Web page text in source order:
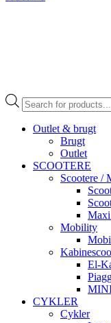
Products
search
Outlet & brugt
Brugt
Outlet
SCOOTERE
Scootere /
Mobility
El-
CYKLER
Cykler